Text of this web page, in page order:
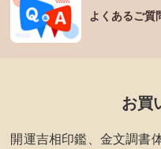
よくあるご質
お買
開運吉相印鑑、金文調書